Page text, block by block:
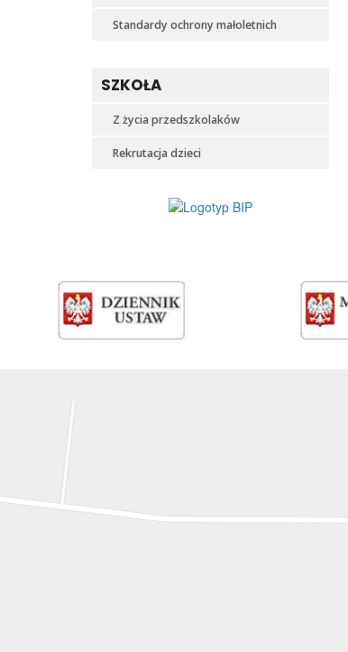
Standardy ochrony małoletnich
SZKOŁA
Z życia przedszkolaków
Rekrutacja dzieci